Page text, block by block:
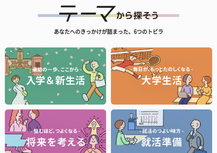
あなたへのきっかけが詰まった、6つのトビラ